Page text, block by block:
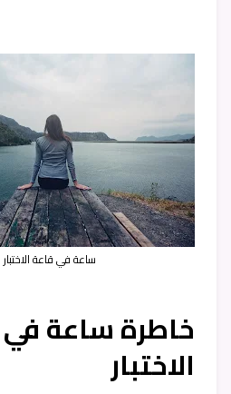
ساعة في قاعة الاختبار
خاطرة ساعة
الاختبار